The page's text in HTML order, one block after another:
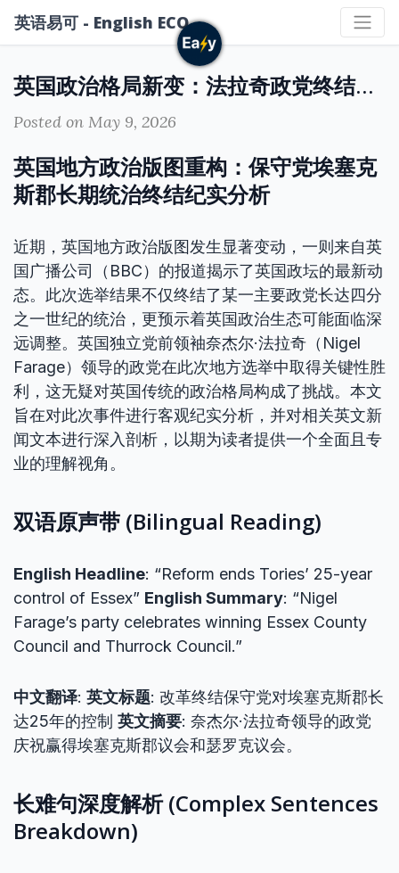
英语易可 - English ECO
英国政治格局新变：法拉奇政党终结保守党对埃塞克斯郡25年统治
Posted on May 9, 2026
英国地方政治版图重构：保守党埃塞克
斯郡长期统治终结纪实分析
近期，英国地方政治版图发生显著变动，一则来自英
国广播公司（BBC）的报道揭示了英国政坛的最新动
态。此次选举结果不仅终结了某一主要政党长达四分
之一世纪的统治，更预示着英国政治生态可能面临深
远调整。英国独立党前领袖奈杰尔·法拉奇（Nigel
Farage）领导的政党在此次地方选举中取得关键性胜
利，这无疑对英国传统的政治格局构成了挑战。本文
旨在对此次事件进行客观纪实分析，并对相关英文新
闻文本进行深入剖析，以期为读者提供一个全面且专
业的理解视角。
双语原声带 (Bilingual Reading)
English Headline: “Reform ends Tories’ 25-year
control of Essex” English Summary: “Nigel
Farage’s party celebrates winning Essex County
Council and Thurrock Council.”
中文翻译: 英文标题: 改革终结保守党对埃塞克斯郡长
达25年的控制 英文摘要: 奈杰尔·法拉奇领导的政党
庆祝赢得埃塞克斯郡议会和瑟罗克议会。
长难句深度解析 (Complex Sentences
Breakdown)